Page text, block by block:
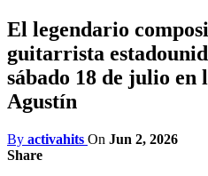
El legendario
guitarrista
sábado 18 de julio en
Agustín
By activahits On Jun 2, 2026
Share